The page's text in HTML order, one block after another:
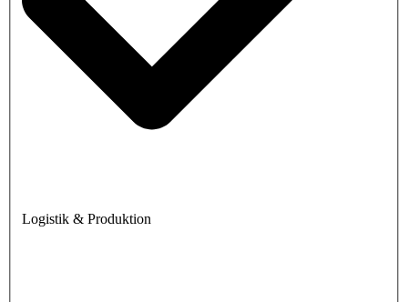
Logistik & Produktion